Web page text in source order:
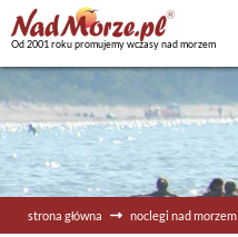
Od 2001 roku promujemy wczasy nad morzem
strona główna noclegi nad morzem